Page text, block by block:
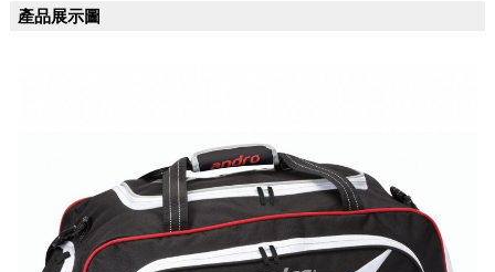
產品展示圖